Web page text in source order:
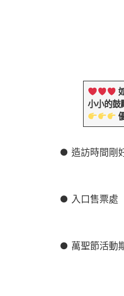
小小的鼓
● 造訪時間剛
● 入口售票處
● 萬聖節活動